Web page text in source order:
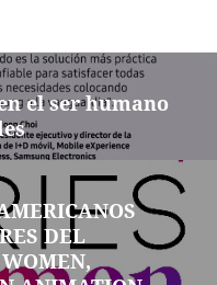
el ser humano
DEL